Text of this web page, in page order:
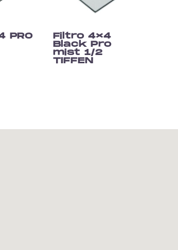
PRO
Filtro 4×4
Black Pro
mist 1/2
TIFFEN